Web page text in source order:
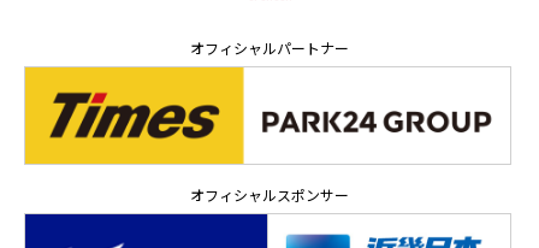
オフィシャルパートナー
オフィシャルスポンサー